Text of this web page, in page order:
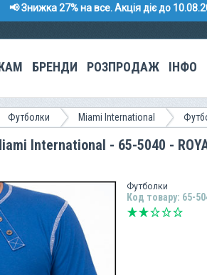
📢 Знижка 27% на все. Акція діє до
БРЕНДИ РОЗПРОДАЖ ІНФО
Футболки Miami International
International - 65-5040 -
Футболки
Код товару: 65-